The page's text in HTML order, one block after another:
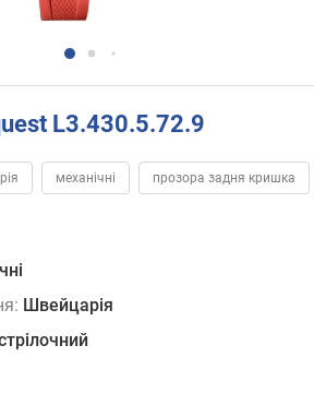
L3.430.5.72.9
механічні прозора задня кришка
Швейцарія